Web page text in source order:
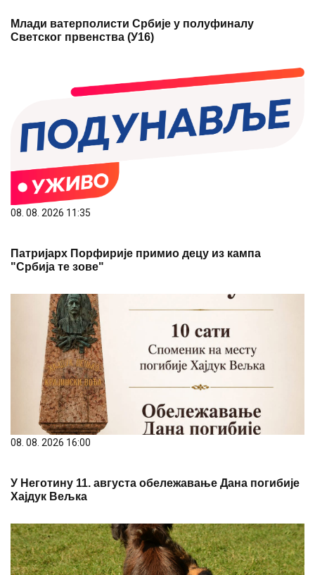
Млади ватерполисти Србије у полуфиналу
Светског првенства (У16)
08. 08. 2026 11:35
Патријарх Порфирије примио децу из кампа
"Србија те зове"
08. 08. 2026 16:00
У Неготину 11. августа обележавање Дана погибије
Хајдук Вељка